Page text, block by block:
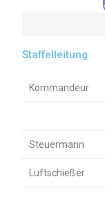
Staffelleitung
Kommandeur
Steuermann
Luftschießer